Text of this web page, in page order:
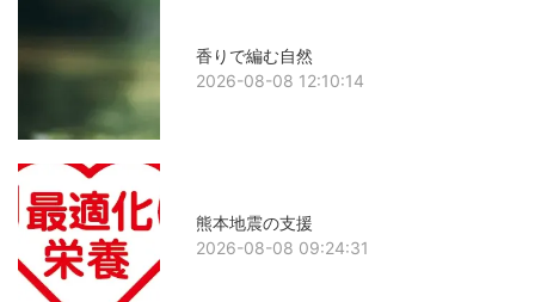
香りで編む自然
2026-08-08 12:10:14
熊本地震の支援
2026-08-08 09:24:31